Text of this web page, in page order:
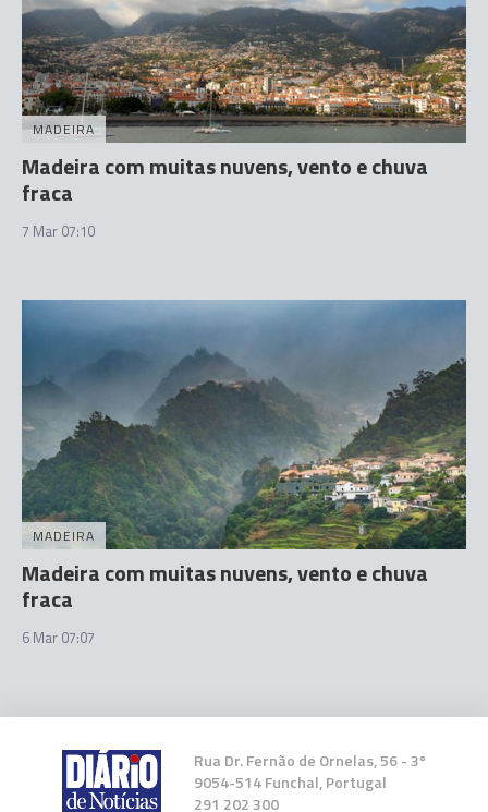
MADEIRA
Madeira com muitas nuvens, vento e chuva
fraca
7 Mar 07:10
MADEIRA
Madeira com muitas nuvens, vento e chuva
fraca
6 Mar 07:07
Rua Dr. Fernão de Ornelas, 56 - 3º
9054-514 Funchal, Portugal
291 202 300